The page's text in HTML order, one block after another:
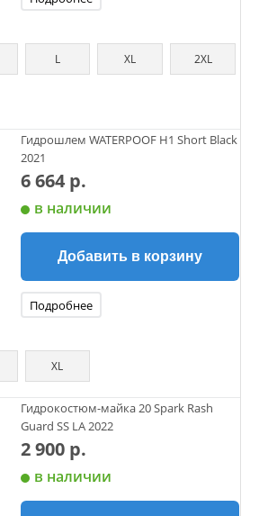
L XL 2XL
Гидрошлем WATERPOOF H1 Short Black
2021
6 664 р.
в наличии
Добавить в корзину
Подробнее
XL
Гидрокостюм-майка 20 Spark Rash
Guard SS LA 2022
2 900 р.
в наличии